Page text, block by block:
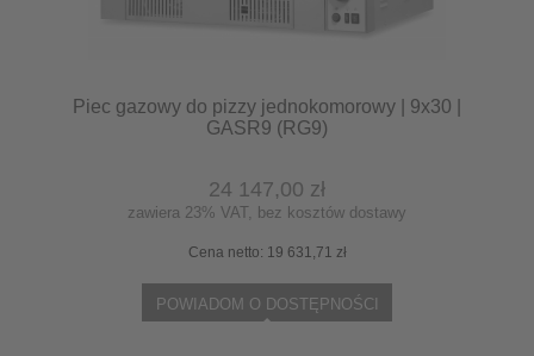
Piec gazowy do pizzy jednokomorowy | 9x30 |
GASR9 (RG9)
24 147,00 zł
zawiera 23% VAT, bez kosztów dostawy
Cena netto: 19 631,71 zł
POWIADOM O DOSTĘPNOŚCI